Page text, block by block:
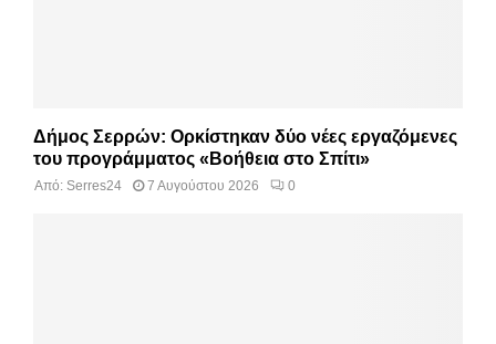
Δήμος Σερρών: Ορκίστηκαν δύο νέες εργαζόμενες
του προγράμματος «Βοήθεια στο Σπίτι»
Από: Serres24 7 Αυγούστου 2026 0